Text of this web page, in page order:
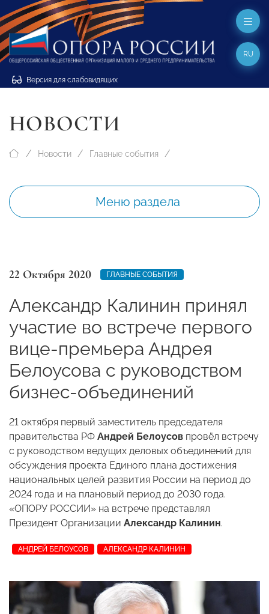
Версия для слабовидящих
RU
НОВОСТИ
Новости Главные события
Меню раздела
22 Октября 2020 ГЛАВНЫЕ СОБЫТИЯ
Александр Калинин принял
участие во встрече первого
вице-премьера Андрея
Белоусова с руководством
бизнес-объединений
21 октября первый заместитель председателя
правительства РФ Андрей Белоусов провёл встречу
с руководством ведущих деловых объединений для
обсуждения проекта Единого плана достижения
национальных целей развития России на период до
2024 года и на плановый период до 2030 года.
«ОПОРУ РОССИИ» на встрече представлял
Президент Организации Александр Калинин.
АНДРЕЙ БЕЛОУСОВ АЛЕКСАНДР КАЛИНИН